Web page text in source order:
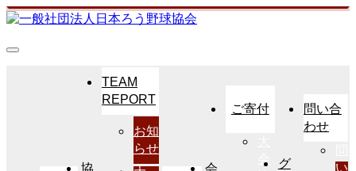
協
TEAM
REPORT
お知
らせ
会
ご寄付
グ
問い合
わせ
い